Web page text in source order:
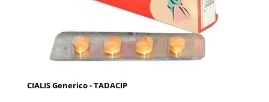
CIALIS Generico - TADACIP